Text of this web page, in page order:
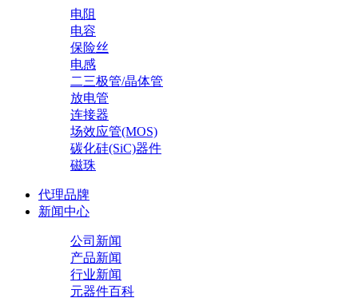
电阻
电容
保险丝
电感
二三极管/晶体管
放电管
连接器
场效应管(MOS)
碳化硅(SiC)器件
磁珠
代理品牌
新闻中心
公司新闻
产品新闻
行业新闻
元器件百科